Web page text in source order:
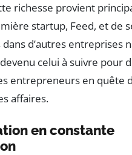
richesse provient
startup, Feed, et de
d’autres entreprises
celui à suivre pour
entrepreneurs en quête
affaires.
en constante